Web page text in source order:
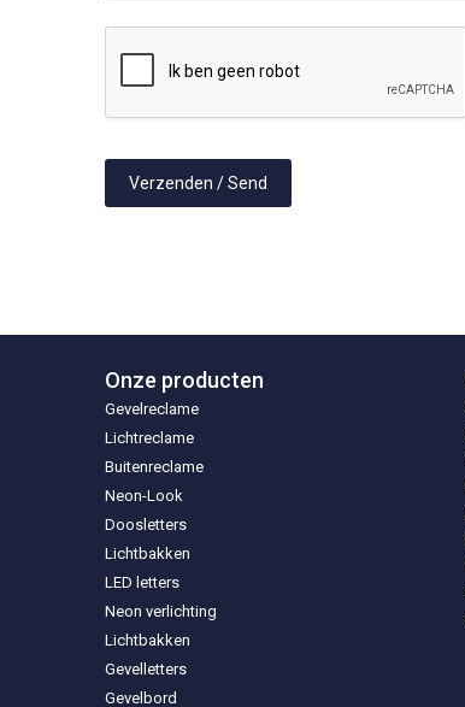
Onze producten
Gevelreclame
Lichtreclame
Buitenreclame
Neon-Look
Doosletters
Lichtbakken
LED letters
Neon verlichting
Lichtbakken
Gevelletters
Gevelbord